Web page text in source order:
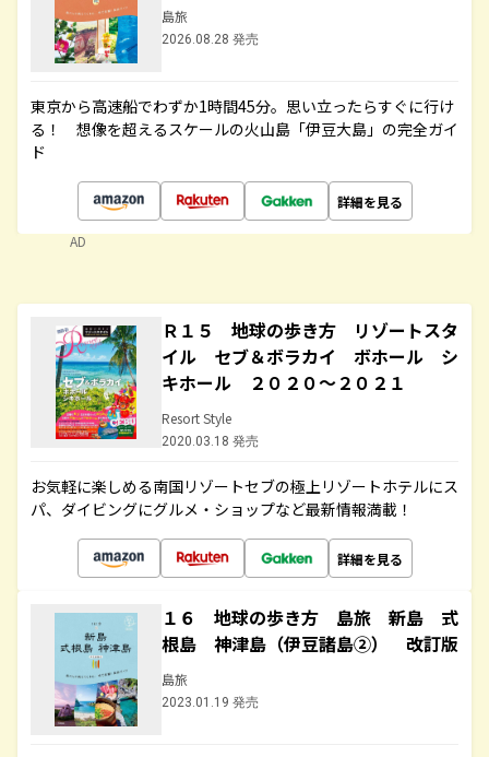
島旅
2026.08.28 発売
東京から高速船でわずか1時間45分。思い立ったらすぐに行け
る！ 想像を超えるスケールの火山島「伊豆大島」の完全ガイ
ド
詳細を見る
AD
Ｒ１５ 地球の歩き方 リゾートスタ
イル セブ＆ボラカイ ボホール シ
キホール ２０２０～２０２１
Resort Style
2020.03.18 発売
お気軽に楽しめる南国リゾートセブの極上リゾートホテルにス
パ、ダイビングにグルメ・ショップなど最新情報満載！
詳細を見る
１６ 地球の歩き方 島旅 新島 式
根島 神津島（伊豆諸島②） 改訂版
島旅
2023.01.19 発売